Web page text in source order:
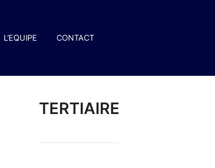
L’EQUIPE CONTACT
TERTIAIRE